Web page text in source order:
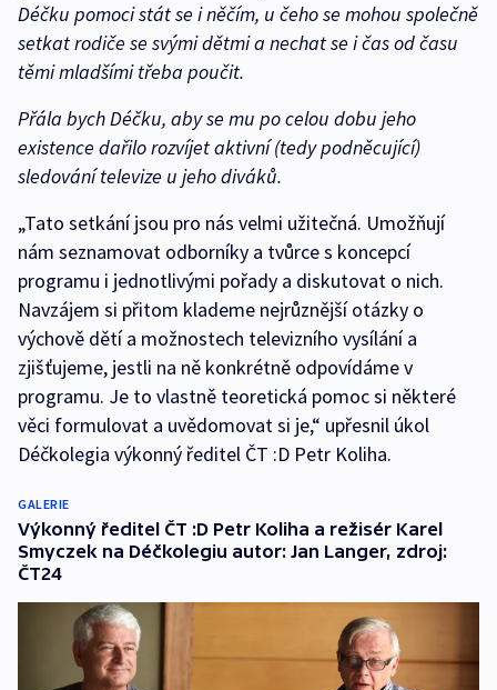
Déčku pomoci stát se i něčím, u čeho se mohou společně
setkat rodiče se svými dětmi a nechat se i čas od času
těmi mladšími třeba poučit.
Přála bych Déčku, aby se mu po celou dobu jeho
existence dařilo rozvíjet aktivní (tedy podněcující)
sledování televize u jeho diváků.
„Tato setkání jsou pro nás velmi užitečná. Umožňují
nám seznamovat odborníky a tvůrce s koncepcí
programu i jednotlivými pořady a diskutovat o nich.
Navzájem si přitom klademe nejrůznější otázky o
výchově dětí a možnostech televizního vysílání a
zjišťujeme, jestli na ně konkrétně odpovídáme v
programu. Je to vlastně teoretická pomoc si některé
věci formulovat a uvědomovat si je,“ upřesnil úkol
Déčkolegia výkonný ředitel ČT :D Petr Koliha.
GALERIE
Výkonný ředitel ČT :D Petr Koliha a režisér Karel
Smyczek na Déčkolegiu autor: Jan Langer, zdroj:
ČT24